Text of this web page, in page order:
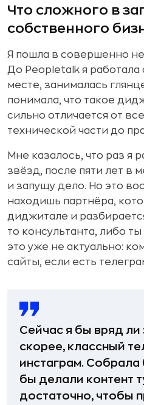
Что сложного в
собственного
Я пошла в совершенно
До Peopletalk я работала
месте, занималась
понимала, что такое
сильно отличается от
технической части до
Мне казалось, что раз я
звёзд, после пяти лет в
и запущу дело. Но это
находишь партнёра,
диджитале и
то консультанта, либо
это уже не актуально:
сайты, если есть
Сейчас я бы вряд ли
скорее, классный
инстаграм.
бы делали контент
достаточно, чтобы